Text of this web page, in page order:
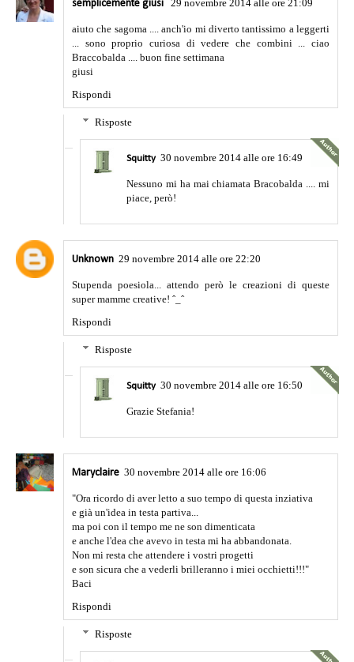
semplicemente giusi 29 novembre 2014 alle ore 21:09
aiuto che sagoma .... anch'io mi diverto tantissimo a leggerti
... sono proprio curiosa di vedere che combini ... ciao
Braccobalda .... buon fine settimana
giusi
Rispondi
Risposte
Squitty 30 novembre 2014 alle ore 16:49
Nessuno mi ha mai chiamata Bracobalda .... mi
piace, però!
Unknown 29 novembre 2014 alle ore 22:20
Stupenda poesiola... attendo però le creazioni di queste
super mamme creative! ˆ_ˆ
Rispondi
Risposte
Squitty 30 novembre 2014 alle ore 16:50
Grazie Stefania!
Maryclaire 30 novembre 2014 alle ore 16:06
"Ora ricordo di aver letto a suo tempo di questa inziativa
e già un'idea in testa partiva...
ma poi con il tempo me ne son dimenticata
e anche l'dea che avevo in testa mi ha abbandonata.
Non mi resta che attendere i vostri progetti
e son sicura che a vederli brilleranno i miei occhietti!!!"
Baci
Rispondi
Risposte